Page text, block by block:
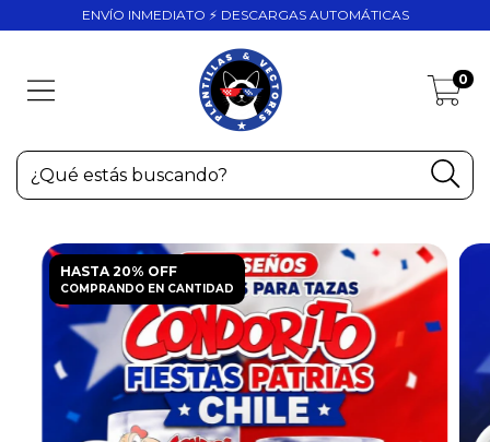
ENVÍO INMEDIATO ⚡ DESCARGAS AUTOMÁTICAS
0
HASTA 20% OFF
COMPRANDO EN CANTIDAD